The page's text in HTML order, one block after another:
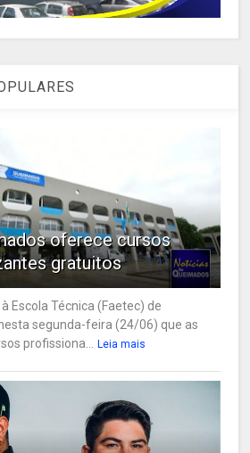
oferece cursos
gratuitos
Escola Técnica (Faetec) de
segunda-feira (24/06) que as
profissiona... Leia mais